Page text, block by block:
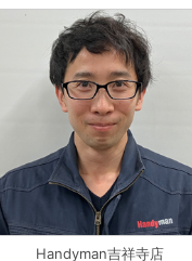
Handyman吉祥寺店